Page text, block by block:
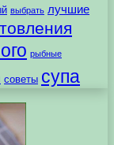
выбрать лучшие
рыбные
советы супа